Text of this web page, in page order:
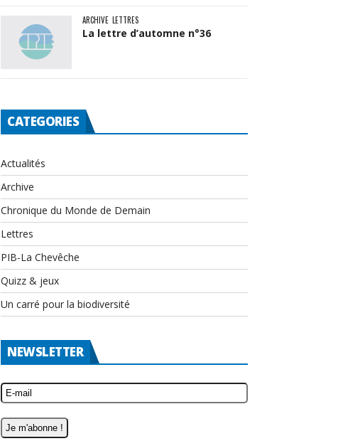
ARCHIVE LETTRES
La lettre d’automne n°36
CATEGORIES
Actualités
Archive
Chronique du Monde de Demain
Lettres
PIB-La Chevêche
Quizz & jeux
Un carré pour la biodiversité
NEWSLETTER